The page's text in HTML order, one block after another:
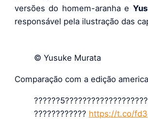
versões do homem-aranha e
responsável pela ilustração das
© Yusuke Murata
Comparação com a edição
???????????? https://t.co/